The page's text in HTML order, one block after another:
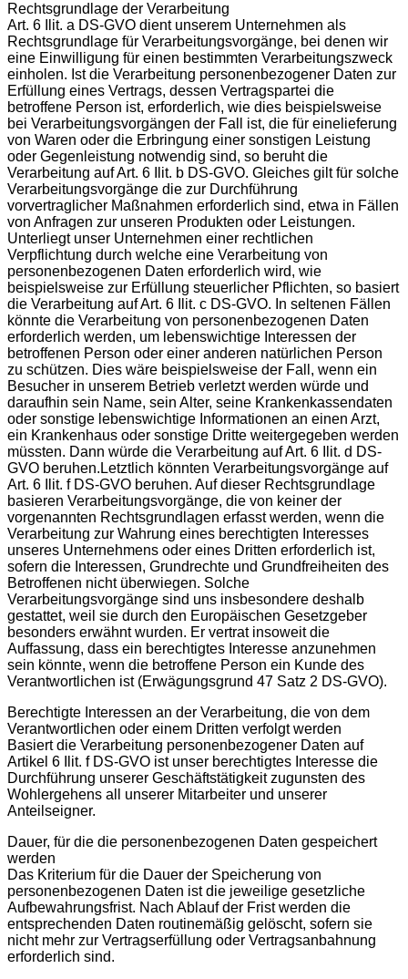
Rechtsgrundlage der Verarbeitung
Art. 6 Ilit. a DS-GVO dient unserem Unternehmen als
Rechtsgrundlage für Verarbeitungsvorgänge, bei denen wir
eine Einwilligung für einen bestimmten Verarbeitungszweck
einholen. Ist die Verarbeitung personenbezogener Daten zur
Erfüllung eines Vertrags, dessen Vertragspartei die
betroffene Person ist, erforderlich, wie dies beispielsweise
bei Verarbeitungsvorgängen der Fall ist, die für einelieferung
von Waren oder die Erbringung einer sonstigen Leistung
oder Gegenleistung notwendig sind, so beruht die
Verarbeitung auf Art. 6 Ilit. b DS-GVO. Gleiches gilt für solche
Verarbeitungsvorgänge die zur Durchführung
vorvertraglicher Maßnahmen erforderlich sind, etwa in Fällen
von Anfragen zur unseren Produkten oder Leistungen.
Unterliegt unser Unternehmen einer rechtlichen
Verpflichtung durch welche eine Verarbeitung von
personenbezogenen Daten erforderlich wird, wie
beispielsweise zur Erfüllung steuerlicher Pflichten, so basiert
die Verarbeitung auf Art. 6 Ilit. c DS-GVO. In seltenen Fällen
könnte die Verarbeitung von personenbezogenen Daten
erforderlich werden, um lebenswichtige Interessen der
betroffenen Person oder einer anderen natürlichen Person
zu schützen. Dies wäre beispielsweise der Fall, wenn ein
Besucher in unserem Betrieb verletzt werden würde und
daraufhin sein Name, sein Alter, seine Krankenkassendaten
oder sonstige lebenswichtige Informationen an einen Arzt,
ein Krankenhaus oder sonstige Dritte weitergegeben werden
müssten. Dann würde die Verarbeitung auf Art. 6 Ilit. d DS-
GVO beruhen.Letztlich könnten Verarbeitungsvorgänge auf
Art. 6 Ilit. f DS-GVO beruhen. Auf dieser Rechtsgrundlage
basieren Verarbeitungsvorgänge, die von keiner der
vorgenannten Rechtsgrundlagen erfasst werden, wenn die
Verarbeitung zur Wahrung eines berechtigten Interesses
unseres Unternehmens oder eines Dritten erforderlich ist,
sofern die Interessen, Grundrechte und Grundfreiheiten des
Betroffenen nicht überwiegen. Solche
Verarbeitungsvorgänge sind uns insbesondere deshalb
gestattet, weil sie durch den Europäischen Gesetzgeber
besonders erwähnt wurden. Er vertrat insoweit die
Auffassung, dass ein berechtigtes Interesse anzunehmen
sein könnte, wenn die betroffene Person ein Kunde des
Verantwortlichen ist (Erwägungsgrund 47 Satz 2 DS-GVO).
Berechtigte Interessen an der Verarbeitung, die von dem
Verantwortlichen oder einem Dritten verfolgt werden
Basiert die Verarbeitung personenbezogener Daten auf
Artikel 6 Ilit. f DS-GVO ist unser berechtigtes Interesse die
Durchführung unserer Geschäftstätigkeit zugunsten des
Wohlergehens all unserer Mitarbeiter und unserer
Anteilseigner.
Dauer, für die die personenbezogenen Daten gespeichert
werden
Das Kriterium für die Dauer der Speicherung von
personenbezogenen Daten ist die jeweilige gesetzliche
Aufbewahrungsfrist. Nach Ablauf der Frist werden die
entsprechenden Daten routinemäßig gelöscht, sofern sie
nicht mehr zur Vertragserfüllung oder Vertragsanbahnung
erforderlich sind.